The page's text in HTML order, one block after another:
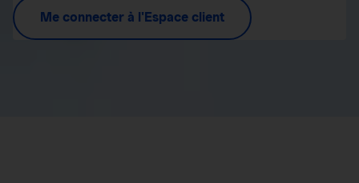
Me connecter à l'Espace client